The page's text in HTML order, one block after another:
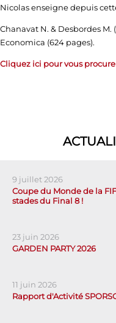
Nicolas enseigne depuis
Chanavat N. & Desbordes
Economica (624 pages).
Cliquez ici pour vous
9 juillet 2026
Coupe du Monde de la
stades du Final 8 !
23 juin 2026
GARDEN PARTY 2026
11 juin 2026
Rapport d'Activité